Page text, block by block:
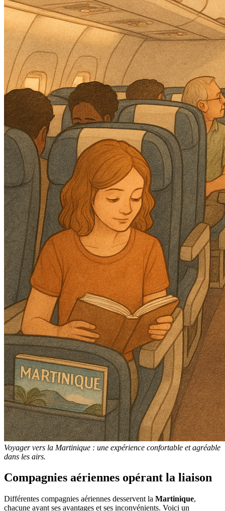
Voyager vers la Martinique : une expérience confortable et agréable
dans les airs.
Compagnies aériennes opérant la liaison
Différentes compagnies aériennes desservent la Martinique,
chacune ayant ses avantages et ses inconvénients. Voici un